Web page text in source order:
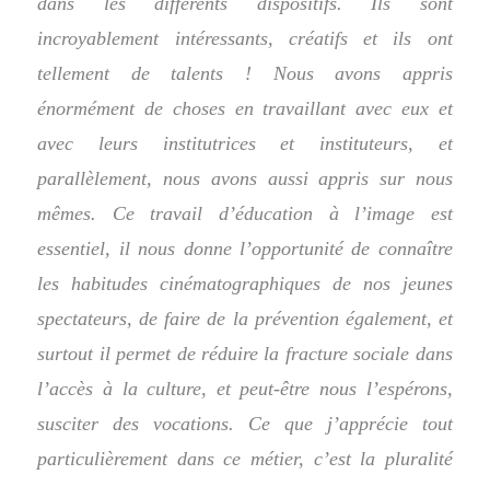
incroyablement intéressants, créatifs et ils ont
tellement de talents ! Nous avons appris
énormément de choses en travaillant avec eux et
avec leurs institutrices et instituteurs, et
parallèlement, nous avons aussi appris sur nous
mêmes. Ce travail d’éducation à l’image est
essentiel, il nous donne l’opportunité de connaître
les habitudes cinématographiques de nos jeunes
spectateurs, de faire de la prévention également, et
surtout il permet de réduire la fracture sociale dans
l’accès à la culture, et peut-être nous l’espérons,
susciter des vocations. Ce que j’apprécie tout
particulièrement dans ce métier, c’est la pluralité